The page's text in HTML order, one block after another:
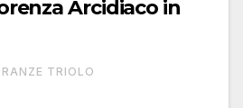
Arcidiaco in
TRIOLO